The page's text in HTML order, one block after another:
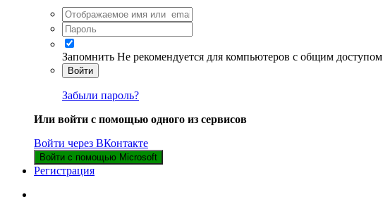
Запомнить Не рекомендуется для компьютеров с общим доступом
Войти
Забыли пароль?
Или войти с помощью одного из сервисов
Войти через ВКонтакте
Войти с помощью Microsoft
Регистрация